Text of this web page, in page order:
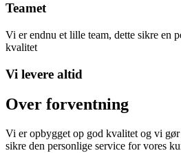
Teamet
Vi er endnu et lille team, dette sikre en
kvalitet
Vi levere altid
Over forventning
Vi er opbygget op god kvalitet og vi
sikre den personlige service for vores